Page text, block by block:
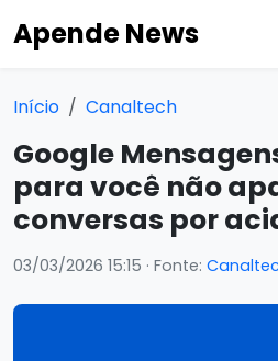
Apende News
Início Canaltech
Google
para você não
conversas por
03/03/2026 15:15 · Fonte: